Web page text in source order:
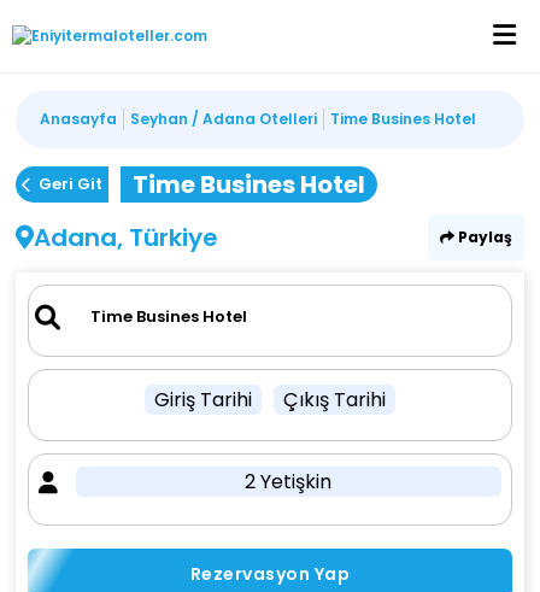
Anasayfa Seyhan / Adana Otelleri Time Busines Hotel
Geri Git
Time Busines Hotel
Adana, Türkiye
Paylaş
Giriş Tarihi Çıkış Tarihi
2 Yetişkin
Rezervasyon Yap